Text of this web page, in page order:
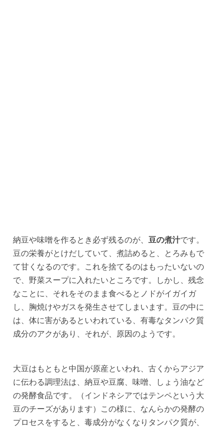
納豆や味噌を作るとき必ず残るのが、 豆の煮汁です。
豆の栄養がとけだしていて、煮詰めると、とろみもで
て甘くなるのです。これを捨てるのはもったいないの
で、野菜スープに入れたいところです。しかし、残念
なことに、それをそのまま食べるとノドがイガイガ
し、胸焼けやガスを発生させてしまいます。豆の中に
は、体に害があるといわれている、有毒なタンパク質
成分のアクがあり、それが、原因のようです。
大豆はもともと中国が原産といわれ、古くからアジア
に伝わる調理法は、納豆や豆腐、味噌、しょう油など
の発酵食品です。（インドネシアではテンペという大
豆のチーズがあります）この様に、なんらかの発酵の
プロセスをすると、毒成分がなくなりタンパク質が、